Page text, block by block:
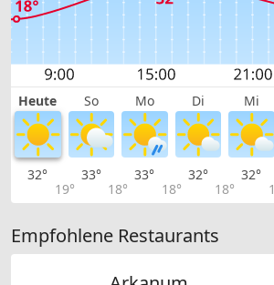
Heute So Mo Di Mi
32°
19°
33°
18°
33°
18°
32°
18°
32°
Empfohlene Restaurants